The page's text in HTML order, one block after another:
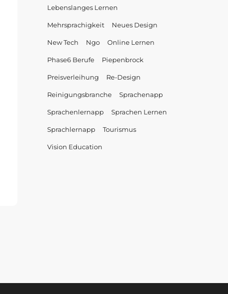
Lebenslanges Lernen
Mehrsprachigkeit Neues Design
New Tech Ngo Online Lernen
Phase6 Berufe Piepenbrock
Preisverleihung Re-Design
Reinigungsbranche Sprachenapp
Sprachenlernapp Sprachen Lernen
Sprachlernapp Tourismus
Vision Education